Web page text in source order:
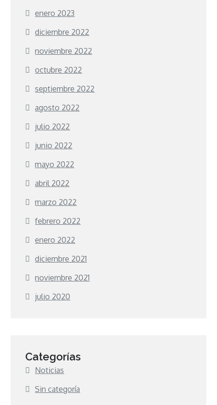
enero 2023
diciembre 2022
noviembre 2022
octubre 2022
septiembre 2022
agosto 2022
julio 2022
junio 2022
mayo 2022
abril 2022
marzo 2022
febrero 2022
enero 2022
diciembre 2021
noviembre 2021
julio 2020
Categorías
Noticias
Sin categoría